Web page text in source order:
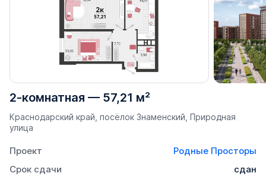
2-комнатная — 57,21 м²
Краснодарский край, посёлок Знаменский, Природная
улица
Проект
Родные Просторы
Срок сдачи
сдан